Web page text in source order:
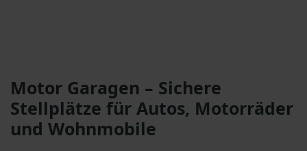
Motor Garagen – Sichere
Stellplätze für Autos, Motorräder
und Wohnmobile